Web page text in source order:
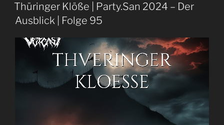
Thüringer Klöße | Party.San 2024 – Der
Ausblick | Folge 95